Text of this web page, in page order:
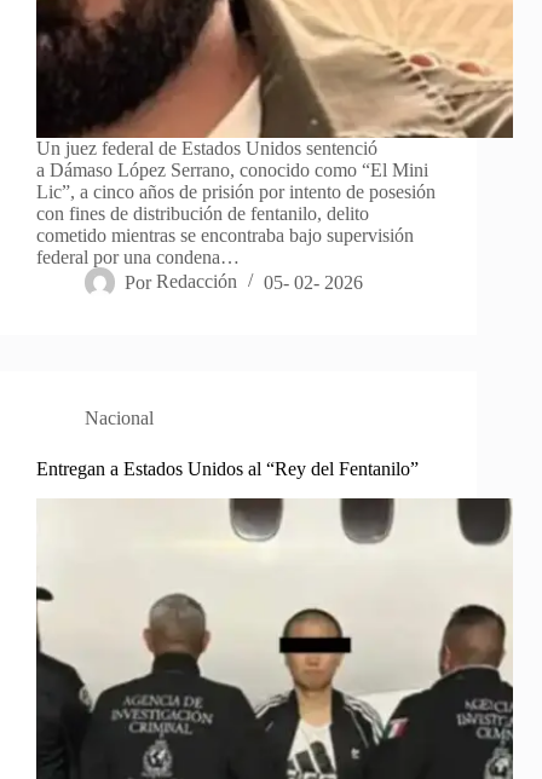
Un juez federal de Estados Unidos sentenció
a Dámaso López Serrano, conocido como “El Mini
Lic”, a cinco años de prisión por intento de posesión
con fines de distribución de fentanilo, delito
cometido mientras se encontraba bajo supervisión
federal por una condena…
Por Redacción 05- 02- 2026
Nacional
Entregan a Estados Unidos al “Rey del Fentanilo”